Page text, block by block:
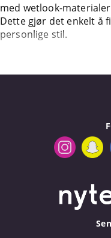
med wetlook-
Dette gjør det enkelt å
personlige stil.